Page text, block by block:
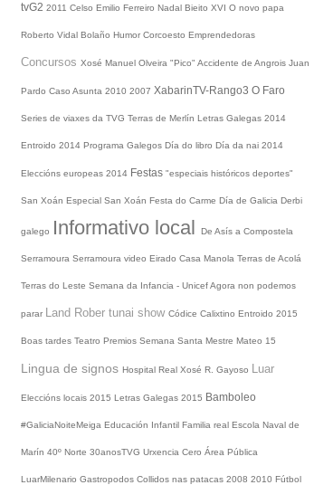
tvG2 2011 Celso Emilio Ferreiro Nadal Bieito XVI O novo papa
Roberto Vidal Bolaño Humor Corcoesto Emprendedoras
Concursos Xosé Manuel Olveira "Pico" Accidente de Angrois Juan
Pardo Caso Asunta 2010 2007 XabarinTV-Rango3 O Faro
Series de viaxes da TVG Terras de Merlín Letras Galegas 2014
Entroido 2014 Programa Galegos Día do libro Día da nai 2014
Eleccións europeas 2014 Festas "especiais históricos deportes"
San Xoán Especial San Xoán Festa do Carme Día de Galicia Derbi
galego Informativo local De Asís a Compostela
Serramoura Serramoura video Eirado Casa Manola Terras de Acolá
Terras do Leste Semana da Infancia - UnicefAgora non podemos
parar Land Rober tunai show Códice Calixtino Entroido 2015
Boas tardes Teatro Premios Semana Santa Mestre Mateo 15
Lingua de signos Hospital Real Xosé R. Gayoso Luar
Eleccións locais 2015 Letras Galegas 2015 Bamboleo
#GaliciaNoiteMeiga Educación Infantil Familia real Escola Naval de
Marín 40º Norte 30anosTVG Urxencia Cero Área Pública
LuarMilenario Gastropodos Collidos nas patacas 2008 2010 Fútbol